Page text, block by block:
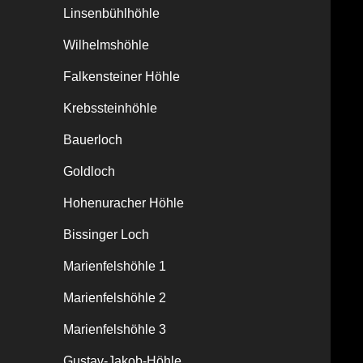
Linsenbühlhöhle
Wilhelmshöhle
Falkensteiner Höhle
Krebssteinhöhle
Bauerloch
Goldloch
Hohenuracher Höhle
Bissinger Loch
Marienfelshöhle 1
Marienfelshöhle 2
Marienfelshöhle 3